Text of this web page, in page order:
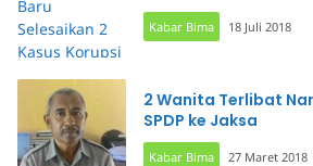
Kabar Bima 18 Juli 2018
2 Wanita Terlibat
SPDP ke Jaksa
Kabar Bima 27 Maret 2018